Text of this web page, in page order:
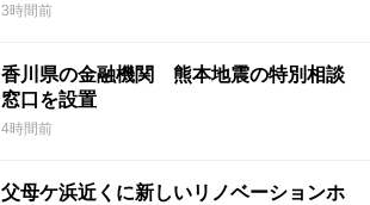
3時間前
香川県の金融機関 熊本地震の特別相談
窓口を設置
4時間前
父母ケ浜近くに新しいリノベーションホ